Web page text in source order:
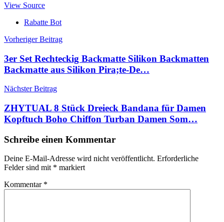
View Source
Rabatte Bot
Beitragsnavigation
Vorheriger Beitrag
3er Set Rechteckig Backmatte Silikon Backmatten
Backmatte aus Silikon Pira;te-De…
Nächster Beitrag
ZHYTUAL 8 Stück Dreieck Bandana für Damen
Kopftuch Boho Chiffon Turban Damen Som…
Schreibe einen Kommentar
Deine E-Mail-Adresse wird nicht veröffentlicht. Erforderliche
Felder sind mit * markiert
Kommentar *